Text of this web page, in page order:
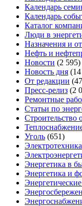
Календарь
Календарь
Каталог
Люди в
Назначения и
Нефть и
Новости (2 595)
Новость дня
От редакции
Пресс-релиз (2
Ремонтные
Статьи по
Строительство
Уголь (651)
Электротехника
Энергетика в
Энергетика и